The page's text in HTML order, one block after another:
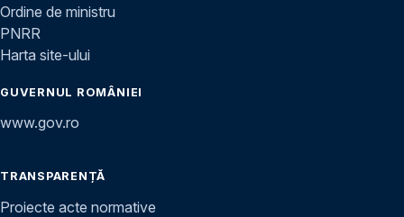
Ordine de ministru
PNRR
Harta site-ului
GUVERNUL ROMÂNIEI
www.gov.ro
TRANSPARENȚĂ
Proiecte acte normative